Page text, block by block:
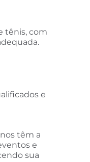
tênis, com
e
têm a
e
sua